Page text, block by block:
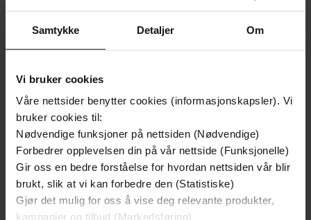
Samtykke Detaljer Om
Vi bruker cookies
Våre nettsider benytter cookies (informasjonskapsler). Vi
bruker cookies til:
Nødvendige funksjoner på nettsiden (Nødvendige)
Forbedrer opplevelsen din på vår nettside (Funksjonelle)
Gir oss en bedre forståelse for hvordan nettsiden vår blir
brukt, slik at vi kan forbedre den (Statistiske)
Gjør det mulig for oss å vise deg relevante produkter,
kampanjer og tilbud (Markedsføring)
25,-
The World's 100 Weirdest Museums
177,-